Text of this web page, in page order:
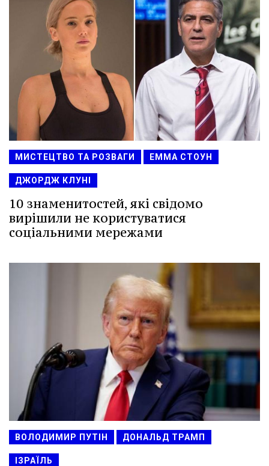
МИСТЕЦТВО ТА РОЗВАГИ ЕММА СТОУН
ДЖОРДЖ КЛУНІ
10 знаменитостей, які свідомо
вирішили не користуватися
соціальними мережами
ВОЛОДИМИР ПУТІН ДОНАЛЬД ТРАМП
ІЗРАЇЛЬ